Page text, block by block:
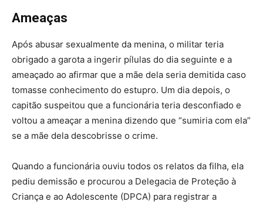
Ameaças
Após abusar sexualmente da menina, o militar teria
obrigado a garota a ingerir pílulas do dia seguinte e a
ameaçado ao afirmar que a mãe dela seria demitida caso
tomasse conhecimento do estupro. Um dia depois, o
capitão suspeitou que a funcionária teria desconfiado e
voltou a ameaçar a menina dizendo que “sumiria com ela”
se a mãe dela descobrisse o crime.
Quando a funcionária ouviu todos os relatos da filha, ela
pediu demissão e procurou a Delegacia de Proteção à
Criança e ao Adolescente (DPCA) para registrar a